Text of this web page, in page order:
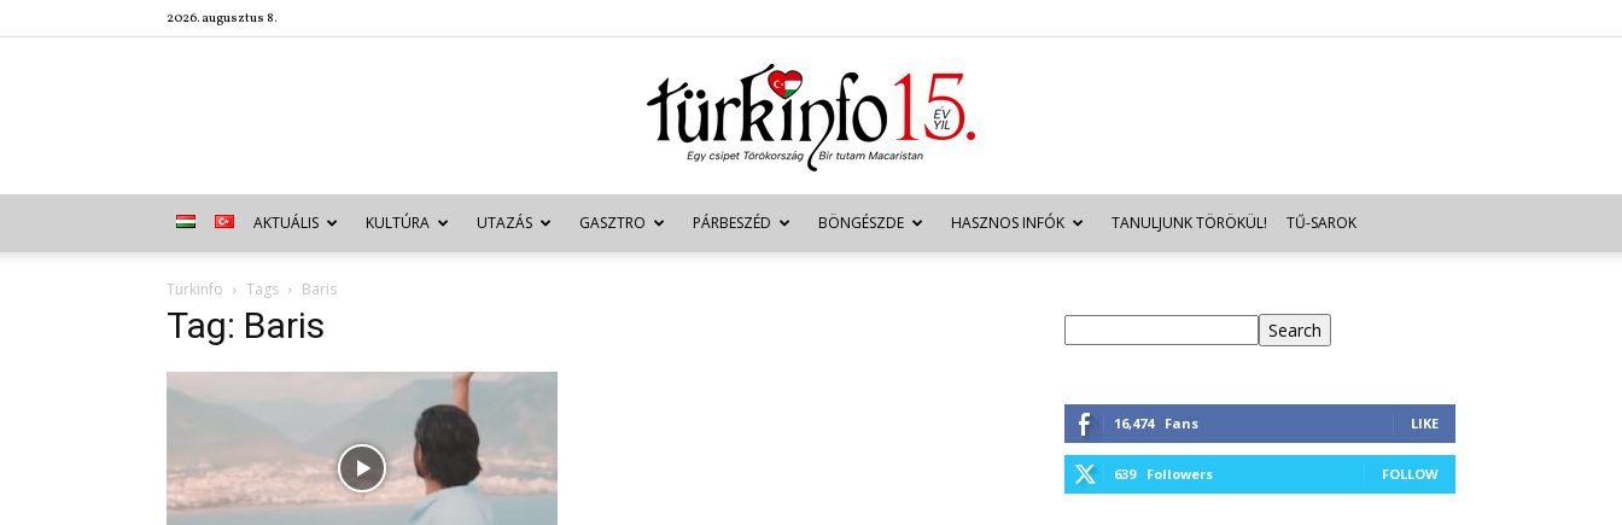
2026. augusztus 8.
Türkinfo
AKTUÁLIS KULTÚRA UTAZÁS GASZTRO PÁRBESZÉD BÖNGÉSZDE HASZNOS INFÓK TANULJUNK TÖRÖKÜL! TŰ-SAROK
Türkinfo Tags Baris
Tag: Baris Search
16,474 Fans LIKE
639 Followers FOLLOW